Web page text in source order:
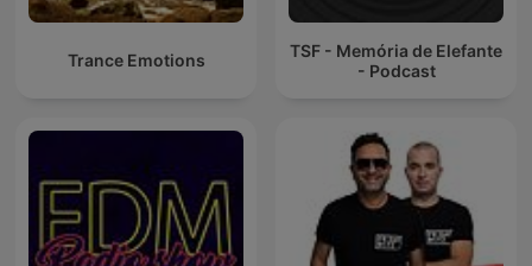
Trance Emotions
TSF - Memória de Elefante
- Podcast